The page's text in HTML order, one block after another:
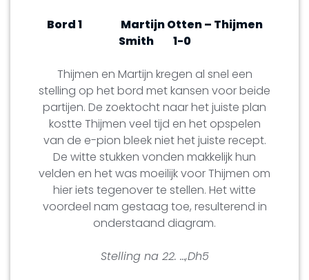
Bord 1
Martijn Otten – Thijmen
Smith
1-0
Thijmen en Martijn kregen al snel een
stelling op het bord met kansen voor beide
partijen. De zoektocht naar het juiste plan
kostte Thijmen veel tijd en het opspelen
van de e-pion bleek niet het juiste recept.
De witte stukken vonden makkelijk hun
velden en het was moeilijk voor Thijmen om
hier iets tegenover te stellen. Het witte
voordeel nam gestaag toe, resulterend in
onderstaand diagram.
Stelling na 22. …,Dh5